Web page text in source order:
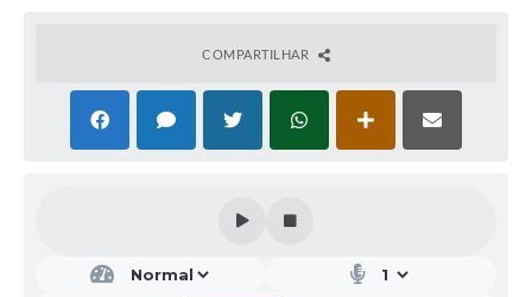
COMPARTILHAR